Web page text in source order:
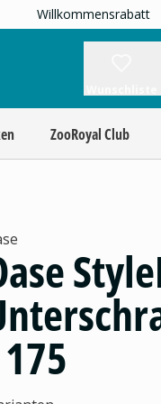
Willkommensrabatt
ZooRoyal Club